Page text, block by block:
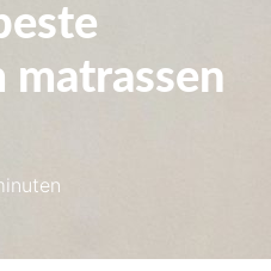
matrassen